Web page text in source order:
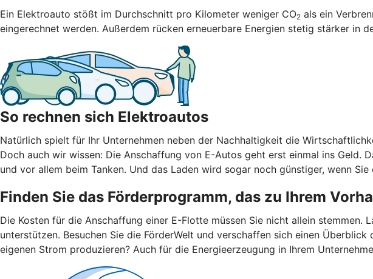
Ein Elektroauto stößt im Durchschnitt pro Kilometer weniger CO2 als ein
eingerechnet werden. Außerdem rücken erneuerbare Energien stetig stärker in
So rechnen sich Elektroautos
Natürlich spielt für Ihr Unternehmen neben der Nachhaltigkeit die
Doch auch wir wissen: Die Anschaffung von E-Autos geht erst einmal ins Geld.
und vor allem beim Tanken. Und das Laden wird sogar noch günstiger, wenn
Finden Sie das Förderprogramm, das zu Ihrem
Die Kosten für die Anschaffung einer E-Flotte müssen Sie nicht allein
unterstützen. Besuchen Sie die FörderWelt und verschaffen sich einen
eigenen Strom produzieren? Auch für die Energieerzeugung in Ihrem